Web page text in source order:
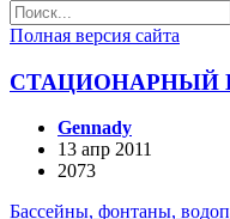
Полная версия сайта
СТАЦИОНАРНЫЙ
Gennady
13 апр 2011
2073
Бассейны, фонтаны,